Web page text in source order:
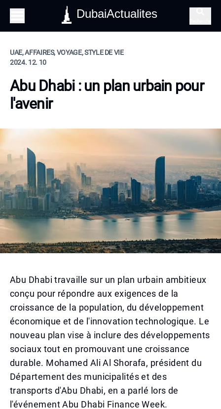
DubaiActualites
UAE, AFFAIRES, VOYAGE, STYLE DE VIE
2024. 12. 10
Abu Dhabi : un plan urbain pour
l'avenir
Abu Dhabi travaille sur un plan urbain ambitieux
conçu pour répondre aux exigences de la
croissance de la population, du développement
économique et de l'innovation technologique. Le
nouveau plan vise à inclure des développements
sociaux tout en promouvant une croissance
durable. Mohamed Ali Al Shorafa, président du
Département des municipalités et des
transports d'Abu Dhabi, en a parlé lors de
l'événement Abu Dhabi Finance Week.